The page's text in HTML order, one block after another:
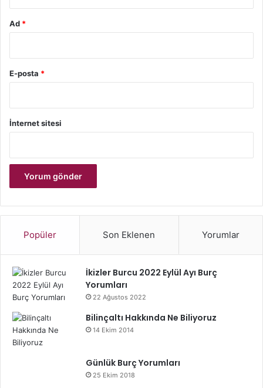
Ad *
E-posta *
İnternet sitesi
Popüler Son Eklenen Yorumlar
İkizler Burcu 2022 Eylül Ayı Burç
Yorumları
22 Ağustos 2022
Bilinçaltı Hakkında Ne Biliyoruz
14 Ekim 2014
Günlük Burç Yorumları
25 Ekim 2018